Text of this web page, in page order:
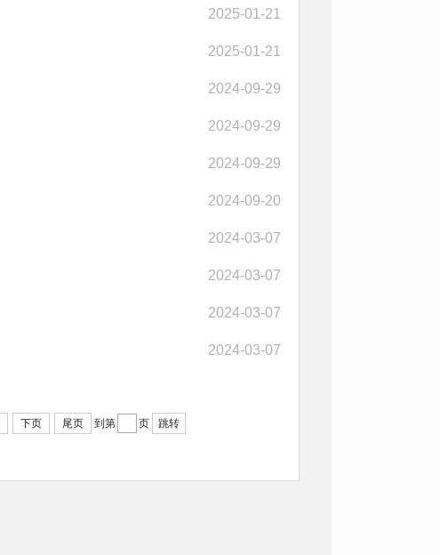
2025-01-21
2025-01-21
2024-09-29
2024-09-29
2024-09-29
2024-09-20
2024-03-07
2024-03-07
2024-03-07
2024-03-07
下页 尾页 到第 页 跳转